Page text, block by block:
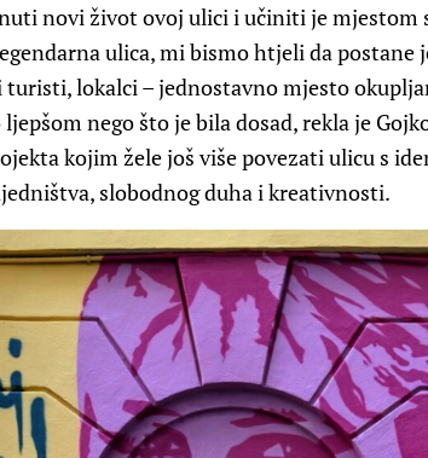
novi život ovoj ulici i učiniti je mjestom
ulica, mi bismo htjeli da postane
turisti, lokalci – jednostavno mjesto
nego što je bila dosad, rekla je
kojim žele još više povezati ulicu s
slobodnog duha i kreativnosti.